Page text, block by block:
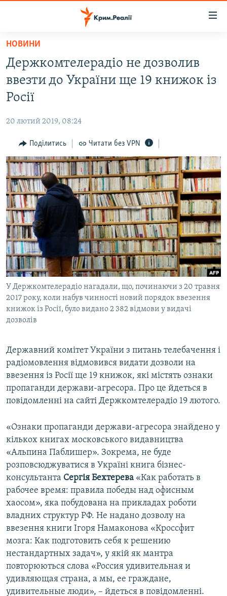
Перейти
основного
матеріалу
Перейти
до
основної
Перейти
до
пошуку
ВОДА.КРИМ
ВІДЕО ТА ФОТО
БЛОГИ
ПОГЛЯД
ІНТЕРВ'Ю
ВСЕ ЗА ДЕНЬ
СПЕЦПРОЕКТИ
ДЕПОРТАЦІЯ
ВІДЕОУРОКИ «ELIFBE»
СВІДЧЕННЯ ОКУПАЦІЇ
УКРАЇНСЬКА ПРОБЛЕМА КРИМУ
ІНФОГРАФІКА
ЯК ОБІЙТИ БЛОКУВАННЯ
Русский
Qırımtatar
ДОЛУЧАЙСЯ!
НОВИНИ
Держкомтелерадіо не дозволив
ввезти до України ще 19 книжок із
Росії
20 лютий 2019, 08:24
Поділитись Читати без VPN
У Держкомтелерадіо нагадали, що, починаючи з 20 травня
2017 року, коли набув чинності новий порядок ввезення
книжок із Росії, було видано 2 382 відмови у видачі
дозволів
Державний комітет України з питань телебачення і
радіомовлення відмовився видати дозволи на
ввезення із Росії ще 19 книжок, які містять ознаки
пропаганди держави-агресора. Про це йдеться в
повідомленні на сайті Держкомтелерадіо 19 лютого.
«Ознаки пропаганди держави-агресора знайдено у
кількох книгах московського видавництва
«Альпина Паблишер». Зокрема, не буде
розповсюджуватися в Україні книга бізнес-
консультанта Сергія Бехтерева «Как работать в
рабочее время: правила победы над офисным
хаосом», яка побудована на прикладах роботи
владних структур РФ. Не надано дозволу на
ввезення книги Ігоря Намаконова «Кроссфит
мозга: Как подготовить себя к решению
нестандартных задач», у якій як мантра
повторюються слова «Россия удивительная и
удивляющая страна, а мы, ее граждане,
удивительные люди», – йдеться в повідомленні.